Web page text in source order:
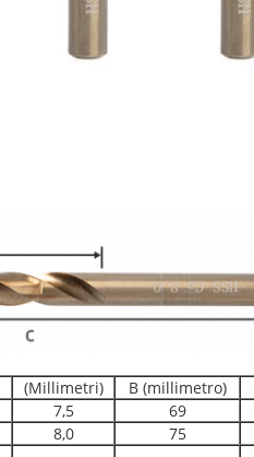
(Millimetri) B (millimetro)
7,5 69
8,0 75